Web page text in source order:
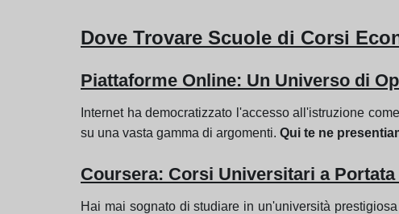
Dove Trovare Scuole di Corsi
Piattaforme Online: Un Universo di
Internet ha democratizzato l'accesso all'istruzione
su una vasta gamma di argomenti. Qui te ne
Coursera: Corsi Universitari a Portata
Hai mai sognato di studiare in un'università